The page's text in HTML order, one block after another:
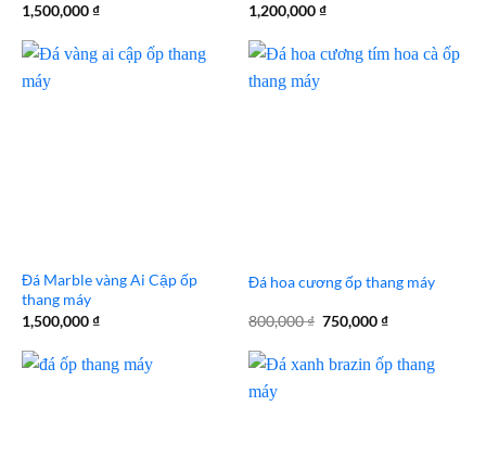
1,500,000₫ 1,200,000₫
Đá Marble vàng Ai Cập ốp
thang máy
1,500,000₫
Đá hoa cương ốp thang máy
800,000₫ Giá
800,000 ₫.
750,000₫Giá
là: